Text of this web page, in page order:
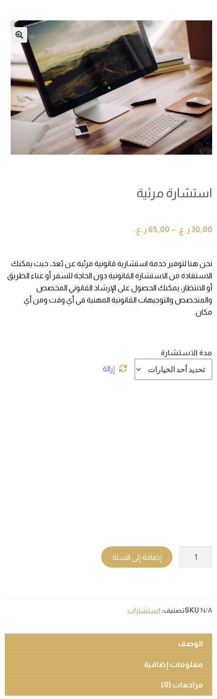
🔍
استشارة مرئية
30,00 ر.ع. –
65,00 ر.ع.
نحن هنا لتوفير خدمة استشارية قانونية مرئية عن بُعد، حيث يمكنك
الاستفادة من الاستشارة القانونية دون الحاجة للسفر أو عناء الطريق
أو الانتظار، يمكنك الحصول على الإرشاد القانوني المخصص
والمتخصص والتوجيهات القانونية المهنية في أي وقت ومن أي
مكان.
مدة الاستشارة
إزالة
إضافة إلى السلة
SKU N/A تصنيف: استشارات
الوصف
معلومات إضافية
مراجعات (0)